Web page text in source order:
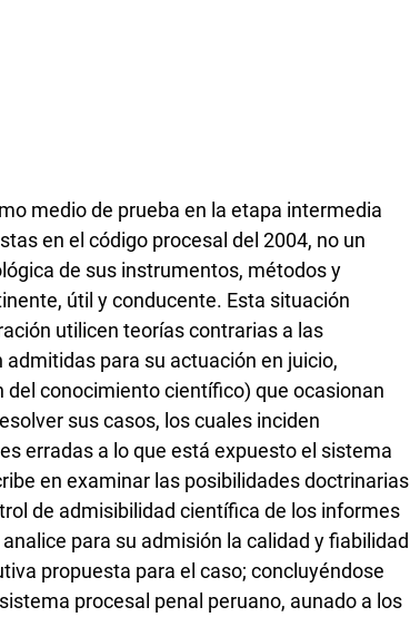
medio de prueba en la etapa intermedia
en el código procesal del 2004, no un
de sus instrumentos, métodos y
útil y conducente. Esta situación
utilicen teorías contrarias a las
para su actuación en juicio,
conocimiento científico) que ocasionan
sus casos, los cuales inciden
erradas a lo que está expuesto el sistema
en examinar las posibilidades doctrinarias
de admisibilidad científica de los informes
para su admisión la calidad y fiabilidad
propuesta para el caso; concluyéndose
procesal penal peruano, aunado a los